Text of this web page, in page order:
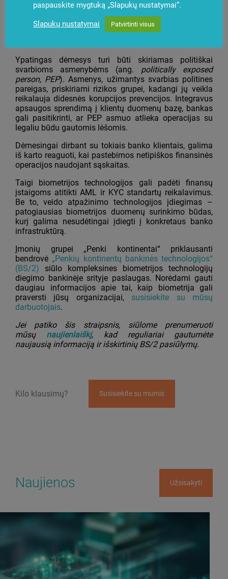
nusikaltėlį, bus nedelsiant informuojamos apsaugos
pat gali būti numatyti bankomato veiklos scenarijai,
kurie nutrauks paslaugų teikimą ir ekrane rodys tam
Ypatingas dėmesys turi būti skiriamas politiškai
svarbioms asmenybėms (ang. politically exposed
person, PEP). Asmenys, užimantys svarbias politines
pareigas, priskiriami rizikos grupei, kadangi jų veikla
reikalauja didesnės korupcijos prevencijos. Integravus
apsaugos sprendimą į klientų duomenų bazę, bankas
gali pasitikrinti, ar PEP asmuo atlieka operacijas su
legaliu būdu gautomis lėšomis.
Dėmesingai dirbant su tokiais banko klientais, galima
iš karto reaguoti, kai pastebimos netipiškos finansinės
operacijos naudojant sąskaitas.
Taigi biometrijos technologijos gali padėti finansų
įstaigoms atitikti AML ir KYC standartų reikalavimus.
Be to, veido atpažinimo technologijos įdiegimas –
patogiausias biometrijos duomenų surinkimo būdas,
kurį galima nesudėtingai įdiegti į konkretaus banko
infrastruktūrą.
Įmonių grupei „Penki kontinentai“ priklausanti
bendrovė „Penkių kontinentų bankinės technologijos“
(BS/2) siūlo kompleksines biometrijos technologijų
diegimo bankinėje srityje paslaugas. Norėdami gauti
daugiau informacijos apie tai, kaip biometrija gali
praversti jūsų organizacijai, susisiekite su mūsų
darbuotojais.
Jei patiko šis straipsnis, siūlome prenumeruoti
mūsų naujienlaiškį, kad reguliariai gautumėte
naujausią informaciją ir išskirtinių BS/2 pasiūlymų.
Kilo klausimų? Susisiekite su mumis
Naujienos Užsisakyti
paspauskite mygtuką „Slapukų nustatymai“.
Slapukų nustatymai Patvirtinti visus